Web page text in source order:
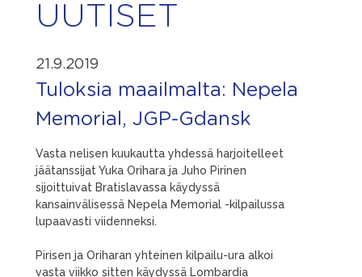
UUTISET
21.9.2019
Tuloksia maailmalta: Nepela
Memorial, JGP-Gdansk
Vasta nelisen kuukautta yhdessä harjoitelleet
jäätanssijat Yuka Orihara ja Juho Pirinen
sijoittuivat Bratislavassa käydyssä
kansainvälisessä Nepela Memorial -kilpailussa
lupaavasti viidenneksi.
Pirisen ja Oriharan yhteinen kilpailu-ura alkoi
vasta viikko sitten käydyssä Lombardia